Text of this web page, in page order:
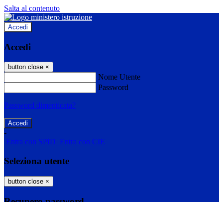
Salta al contenuto
Accedi
Accedi
button close ×
Nome Utente
Password
Password dimenticata?
-
Entra con SPID Entra con CIE
Seleziona utente
button close ×